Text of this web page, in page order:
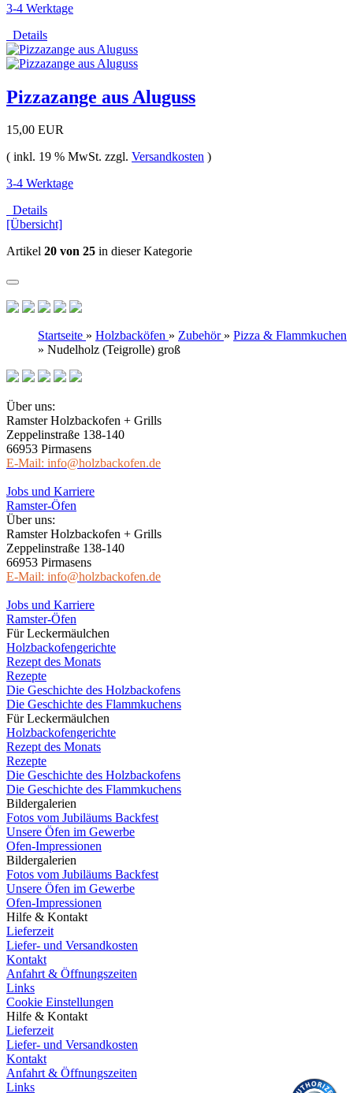
3-4 Werktage
Details
Pizzazange aus Aluguss
15,00 EUR
( inkl. 19 % MwSt. zzgl. Versandkosten )
3-4 Werktage
Details
[Übersicht]
Artikel 20 von 25 in dieser Kategorie
Startseite » Holzbacköfen » Zubehör » Pizza & Flammkuchen
» Nudelholz (Teigrolle) groß
Über uns:
Ramster Holzbackofen + Grills
Zeppelinstraße 138-140
66953 Pirmasens
E-Mail: info@holzbackofen.de
Jobs und Karriere
Ramster-Öfen
Über uns:
Ramster Holzbackofen + Grills
Zeppelinstraße 138-140
66953 Pirmasens
E-Mail: info@holzbackofen.de
Jobs und Karriere
Ramster-Öfen
Für Leckermäulchen
Holzbackofengerichte
Rezept des Monats
Rezepte
Die Geschichte des Holzbackofens
Die Geschichte des Flammkuchens
Für Leckermäulchen
Holzbackofengerichte
Rezept des Monats
Rezepte
Die Geschichte des Holzbackofens
Die Geschichte des Flammkuchens
Bildergalerien
Fotos vom Jubiläums Backfest
Unsere Öfen im Gewerbe
Ofen-Impressionen
Bildergalerien
Fotos vom Jubiläums Backfest
Unsere Öfen im Gewerbe
Ofen-Impressionen
Hilfe & Kontakt
Lieferzeit
Liefer- und Versandkosten
Kontakt
Anfahrt & Öffnungszeiten
Links
Cookie Einstellungen
Hilfe & Kontakt
Lieferzeit
Liefer- und Versandkosten
Kontakt
Anfahrt & Öffnungszeiten
Links